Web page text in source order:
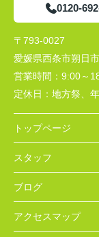
0120-
〒793-0027
愛媛県西条市朔日
営業時間： 9:00～
定休日： 地方祭、
トップページ
スタッフ
ブログ
アクセスマップ